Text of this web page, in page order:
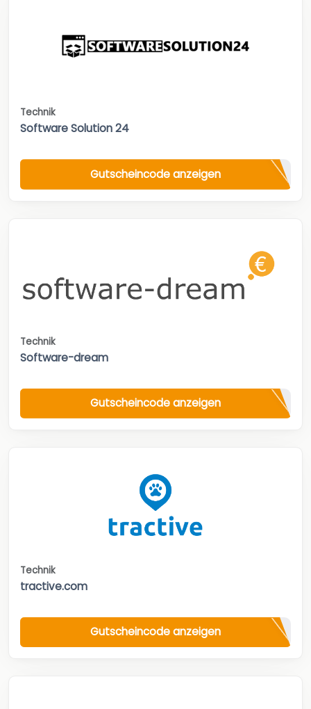
Technik
Software Solution 24
Gutscheincode anzeigen
Technik
Software-dream
Gutscheincode anzeigen
Technik
tractive.com
Gutscheincode anzeigen